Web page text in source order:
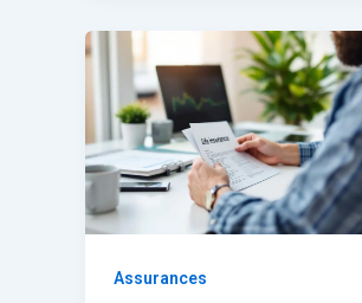
Assurances